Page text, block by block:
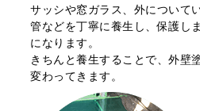
サッシや窓ガラス、外について
管などを丁寧に養⽣し、保護し
になります。
きちんと養⽣することで、外壁
変わってきます。